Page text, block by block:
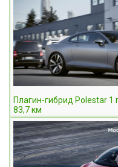
Плагин-гибрид Polestar 1
83,7 км